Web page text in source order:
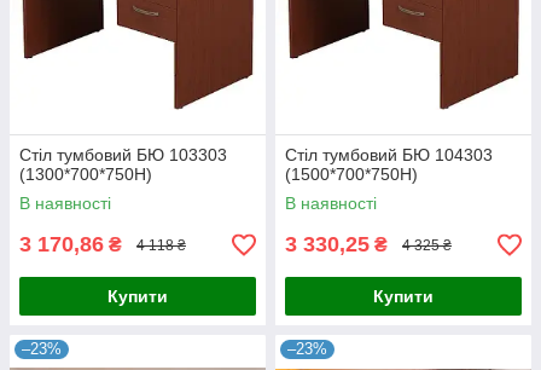
Стіл тумбовий БЮ 103303
(1300*700*750Н)
В наявності
3 170,86 ₴ 4 118 ₴
Купити
Стіл тумбовий БЮ 104303
(1500*700*750Н)
В наявності
3 330,25 ₴ 4 325 ₴
Купити
–23% –23%